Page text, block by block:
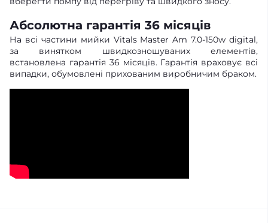
Абсолютна гарантія 36 місяців
На всі частини мийки Vitals Master Am 7.0-150w digital,
за винятком швидкозношуваних елементів,
встановлена гарантія 36 місяців. Гарантія враховує всі
випадки, обумовлені прихованим виробничим браком.